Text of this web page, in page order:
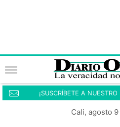
¡SUSCRÍBETE A
Cali, agosto